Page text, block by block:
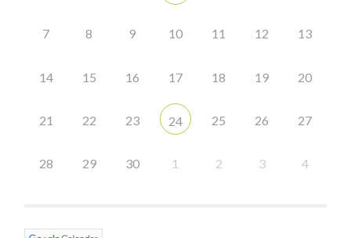
7 8 9 10 11 12 13
14 15 16 17 18 19 20
21 22 23 24 25 26 27
28 29 30 1 2 3 4